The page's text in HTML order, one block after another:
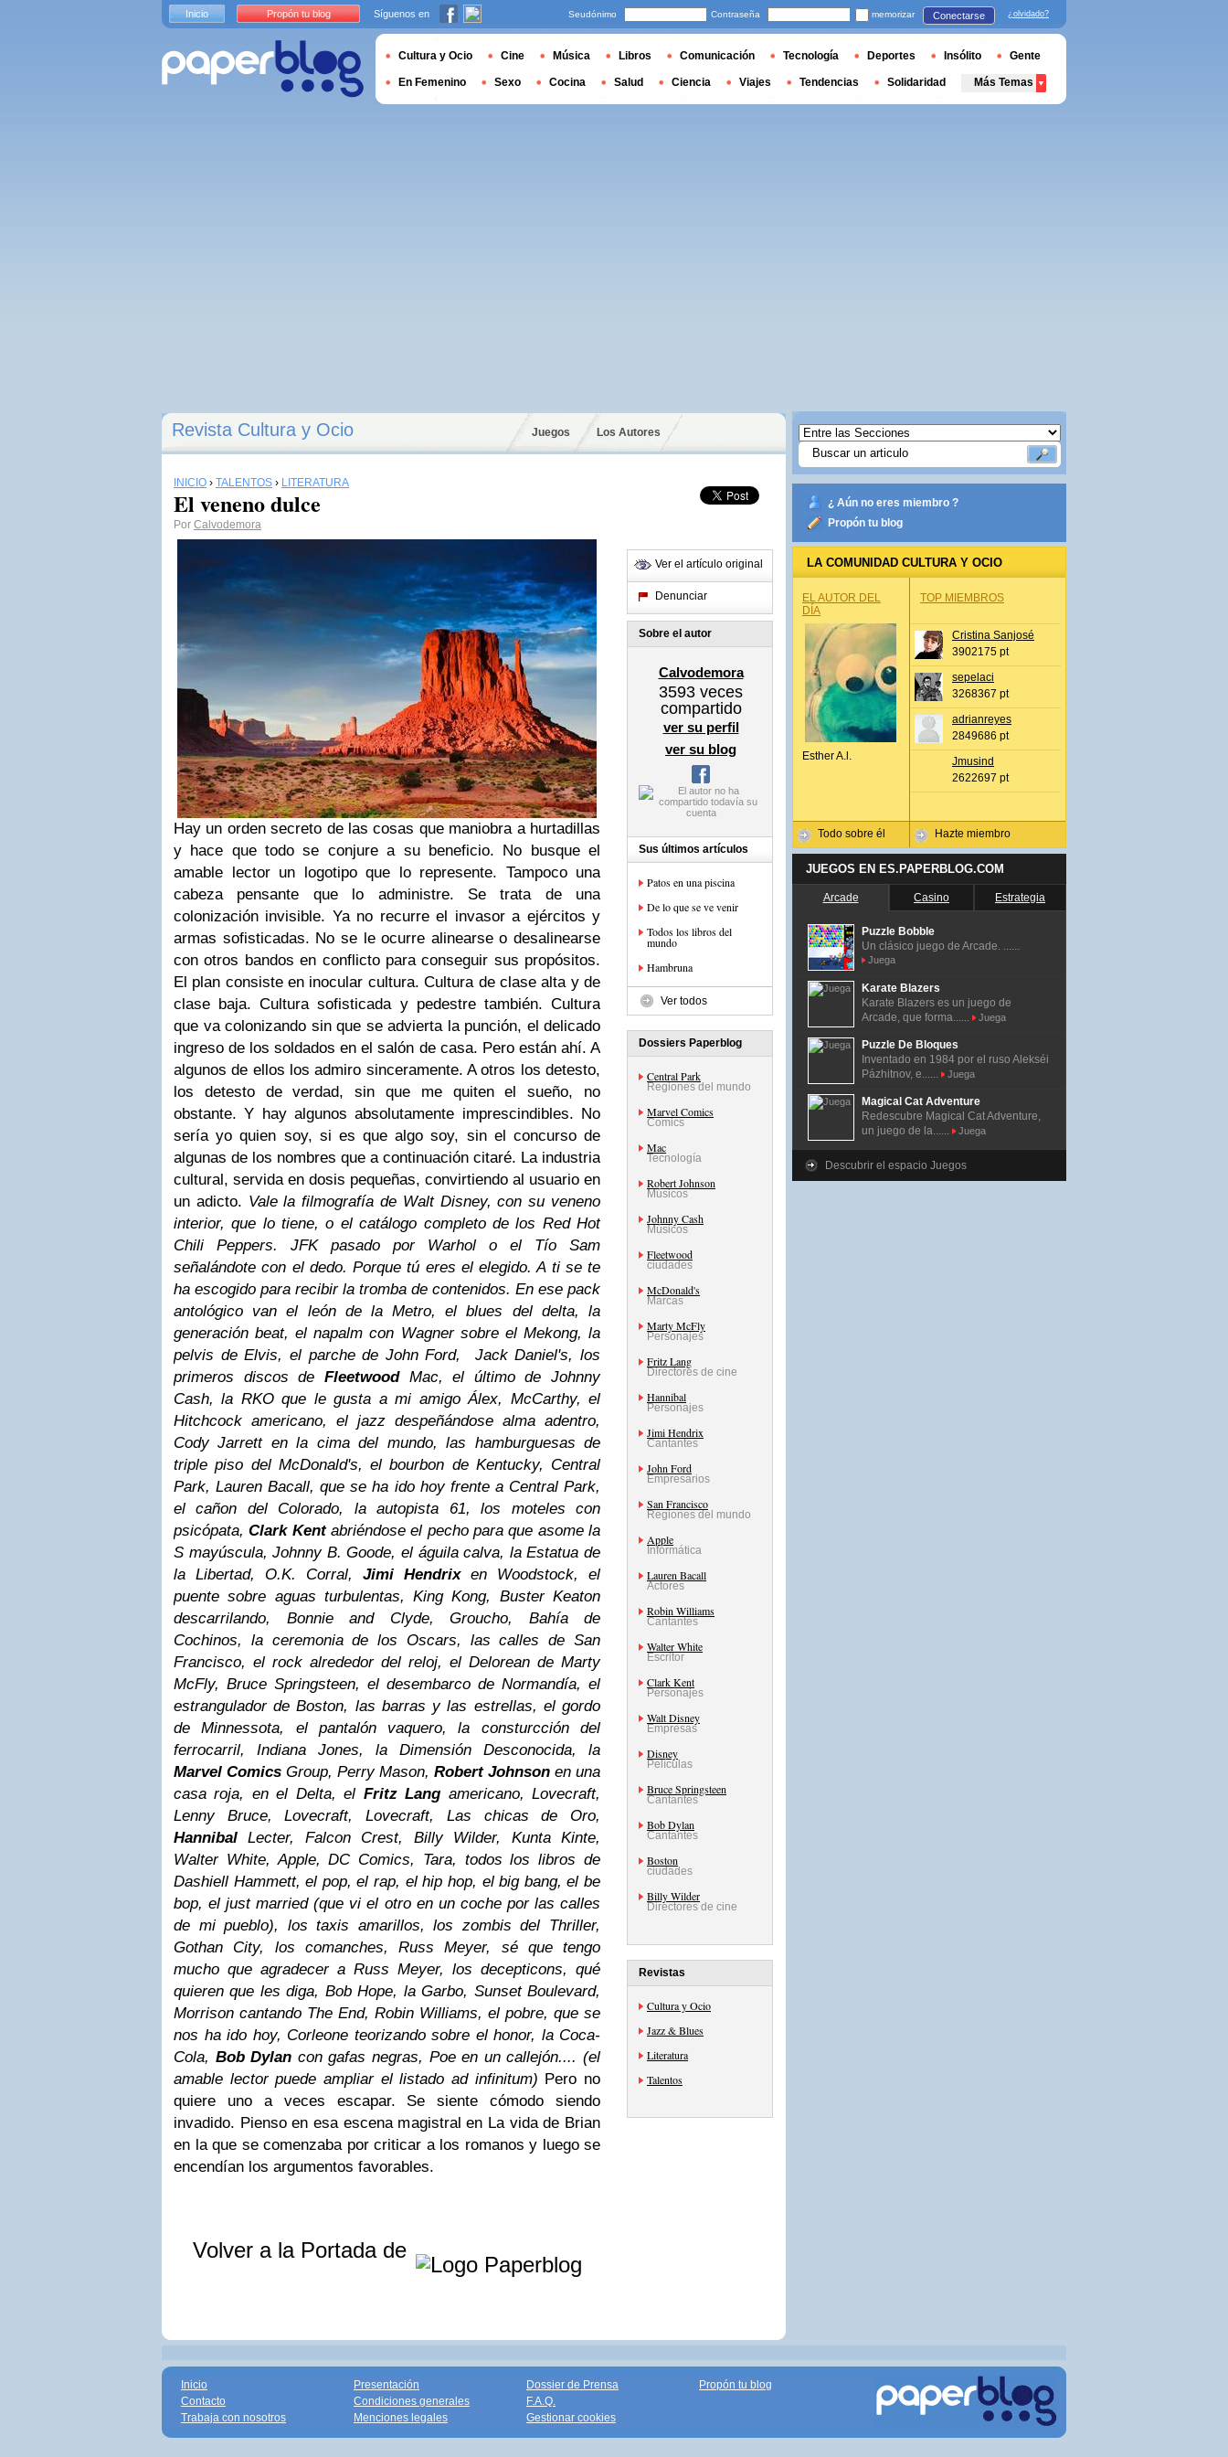
Revista Cultura y Ocio Juegos Los Autores
INICIO › TALENTOS › LITERATURA
El veneno dulce
Por Calvodemora
Hay un orden secreto de las cosas que maniobra a hurtadillas
y hace que todo se conjure a su beneficio. No busque el
amable lector un logotipo que lo represente. Tampoco una
cabeza pensante que lo administre. Se trata de una
colonización invisible. Ya no recurre el invasor a ejércitos y
armas sofisticadas. No se le ocurre alinearse o desalinearse
con otros bandos en conflicto para conseguir sus propósitos.
El plan consiste en inocular cultura. Cultura de clase alta y de
clase baja. Cultura sofisticada y pedestre también. Cultura
que va colonizando sin que se advierta la punción, el delicado
ingreso de los soldados en el salón de casa. Pero están ahí. A
algunos de ellos los admiro sinceramente. A otros los detesto,
los detesto de verdad, sin que me quiten el sueño, no
obstante. Y hay algunos absolutamente imprescindibles. No
sería yo quien soy, si es que algo soy, sin el concurso de
algunas de los nombres que a continuación citaré. La industria
cultural, servida en dosis pequeñas, convirtiendo al usuario en
un adicto. Vale la filmografía de Walt Disney, con su veneno
interior, que lo tiene, o el catálogo completo de los Red Hot
Chili Peppers. JFK pasado por Warhol o el Tío Sam
señalándote con el dedo. Porque tú eres el elegido. A ti se te
ha escogido para recibir la tromba de contenidos. En ese pack
antológico van el león de la Metro, el blues del delta, la
generación beat, el napalm con Wagner sobre el Mekong, la
pelvis de Elvis, el parche de John Ford, Jack Daniel's, los
primeros discos de FleetwoodMac, el último de Johnny
Cash, la RKO que le gusta a mi amigo Álex, McCarthy, el
Hitchcock americano, el jazz despeñándose alma adentro,
Cody Jarrett en la cima del mundo, las hamburguesas de
triple piso del McDonald's, el bourbon de Kentucky, Central
Park, Lauren Bacall, que se ha ido hoy frente a Central Park,
el cañon del Colorado, la autopista 61, los moteles con
psicópata,Clark Kentabriéndose el pecho para que asome la
S mayúscula, Johnny B. Goode, el águila calva, la Estatua de
la Libertad, O.K. Corral, Jimi Hendrixen Woodstock, el
puente sobre aguas turbulentas, King Kong, Buster Keaton
descarrilando, Bonnie and Clyde, Groucho, Bahía de
Cochinos, la ceremonia de los Oscars, las calles de San
Francisco, el rock alrededor del reloj, el Delorean de Marty
McFly, Bruce Springsteen, el desembarco de Normandía, el
estrangulador de Boston, las barras y las estrellas, el gordo
de Minnessota, el pantalón vaquero, la consturcción del
ferrocarril, Indiana Jones, la Dimensión Desconocida, la
Marvel Comics Group, Perry Mason, Robert Johnson en una
casa roja, en el Delta, el Fritz Lang americano, Lovecraft,
Lenny Bruce, Lovecraft, Lovecraft, Las chicas de Oro,
Hannibal Lecter, Falcon Crest, Billy Wilder, Kunta Kinte,
Walter White, Apple, DC Comics, Tara, todos los libros de
Dashiell Hammett, el pop, el rap, el hip hop, el big bang, el be
bop, el just married (que vi el otro en un coche por las calles
de mi pueblo), los taxis amarillos, los zombis del Thriller,
Gothan City, los comanches, Russ Meyer, sé que tengo
mucho que agradecer a Russ Meyer, los decepticons, qué
quieren que les diga, Bob Hope, la Garbo, Sunset Boulevard,
Morrison cantando The End, Robin Williams, el pobre, que se
nos ha ido hoy, Corleone teorizando sobre el honor, la Coca-
Cola, Bob Dylan con gafas negras, Poe en un callejón.... (el
amable lector puede ampliar el listado ad infinitum) Pero no
quiere uno a veces escapar. Se siente cómodo siendo
invadido. Pienso en esa escena magistral en La vida de Brian
en la que se comenzaba por criticar a los romanos y luego se
encendían los argumentos favorables.
Volver a la Portada de
Ver el artículo original
Denunciar
Sobre el autor
Calvodemora
3593 veces
compartido
ver su perfil
ver su blog
Sus últimos artículos
Patos en una piscina
De lo que se ve venir
Todos los libros del
mundo
Hambruna
Ver todos
Dossiers Paperblog
Central Park
Regiones del mundo
Marvel Comics
Comics
Mac
Tecnología
Robert Johnson
Músicos
Johnny Cash
Músicos
Fleetwood
ciudades
McDonald's
Marcas
Marty McFly
Personajes
Fritz Lang
Directores de cine
Hannibal
Personajes
Jimi Hendrix
Cantantes
John Ford
Empresarios
San Francisco
Regiones del mundo
Apple
Informática
Lauren Bacall
Actores
Robin Williams
Cantantes
Walter White
Escritor
Clark Kent
Personajes
Walt Disney
Empresas
Disney
Películas
Bruce Springsteen
Cantantes
Bob Dylan
Cantantes
Boston
ciudades
Billy Wilder
Directores de cine
Revistas
Cultura y Ocio
Jazz & Blues
Literatura
Talentos
¿ Aún no eres miembro ?
Propón tu blog
LA COMUNIDAD CULTURA Y OCIO
EL AUTOR DEL
DÍA
Esther A.l.
Todo sobre él
TOP MIEMBROS
Cristina Sanjosé
3902175 pt
sepelaci
3268367 pt
adrianreyes
2849686 pt
Jmusind
2622697 pt
Hazte miembro
JUEGOS EN ES.PAPERBLOG.COM
Arcade Casino Estrategia
Puzzle Bobble
Un clásico juego de Arcade. ......
Juega
Karate Blazers
Karate Blazers es un juego de
Arcade, que forma......
Juega
Puzzle De Bloques
Inventado en 1984 por el ruso Alekséi
Pázhitnov, e......
Juega
Magical Cat Adventure
Redescubre Magical Cat Adventure,
un juego de la......
Juega
Descubrir el espacio Juegos
Inicio Propón tu blog Síguenos en Seudónimo Contraseña memorizar Conectarse ¿olvidado?
Cultura y Ocio Cine Música Libros Comunicación Tecnología Deportes Insólito Gente
En Femenino Sexo Cocina Salud Ciencia Viajes Tendencias Solidaridad Más Temas
Inicio
Contacto
Trabaja con nosotros
Presentación
Condiciones generales
Menciones legales
Dossier de Prensa
F.A.Q.
Gestionar cookies
Propón tu blog